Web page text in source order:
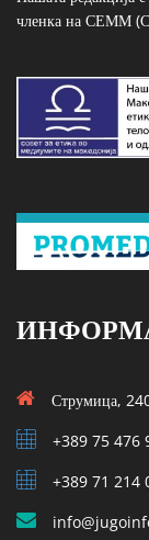
членка на СЕММ
Струмица,
+389 75 476
+389 71 214